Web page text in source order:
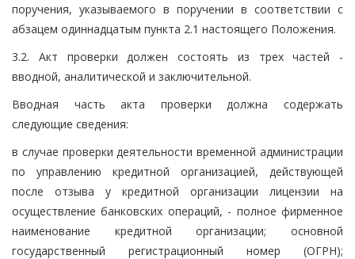
поручения, указываемого в поручении в соответствии с
абзацем одиннадцатым пункта 2.1 настоящего Положения.
3.2. Акт проверки должен состоять из трех частей -
вводной, аналитической и заключительной.
Вводная часть акта проверки должна содержать
следующие сведения:
в случае проверки деятельности временной администрации
по управлению кредитной организацией, действующей
после отзыва у кредитной организации лицензии на
осуществление банковских операций, - полное фирменное
наименование кредитной организации; основной
государственный регистрационный номер (ОГРН);